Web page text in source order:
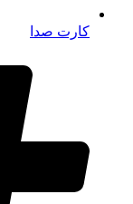
کارت صدا